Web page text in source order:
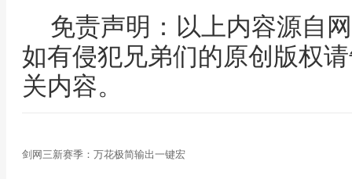
免责声明：以上内容源自
如有侵犯兄弟们的原创版权
关内容。
剑网三新赛季：万花极简输出一键宏